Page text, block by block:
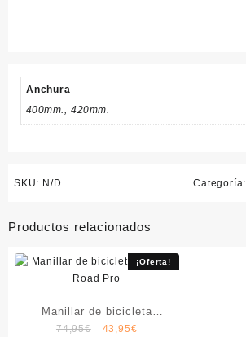
Anchura
400mm., 420mm.
SKU: N/D Categoría:
Productos relacionados
¡Oferta!
Manillar de bicicleta
Ritchey Road Pro
74,95€ El
43,95€El